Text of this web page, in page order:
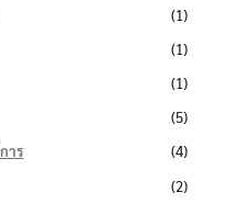
(1)
(1)
(1)
(5)
าร
(4)
(2)